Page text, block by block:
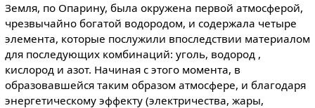
Земля, по Опарину, была окружена первой атмосферой,
чрезвычайно богатой водородом, и содержала четыре
элемента, которые послужили впоследствии материалом
для последующих комбинаций: уголь, водород ,
кислород и азот. Начиная с этого момента, в
образовавшейся таким образом атмосфере, и благодаря
энергетическому эффекту (электричества, жары,